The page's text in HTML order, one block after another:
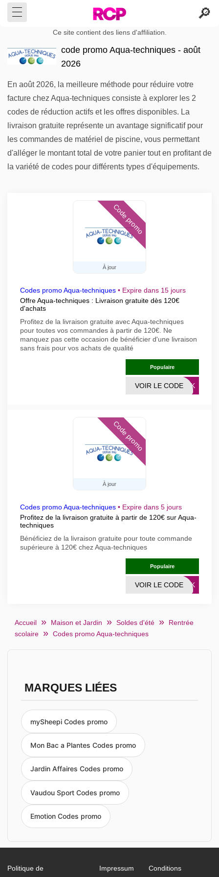
Ce site contient des liens d'affiliation.
code promo Aqua-techniques - août
2026
En août 2026, la meilleure méthode pour réduire votre
facture chez Aqua-techniques consiste à explorer les 2
codes de réduction actifs et les offres disponibles. La
livraison gratuite représente un avantage significatif pour
les commandes de matériel de piscine, vous permettant
d'alléger le montant total de votre panier tout en profitant de
la variété de codes pour différents types d'équipements.
À jour
Code promo
Codes promo Aqua-techniques • Expire dans 15 jours
Offre Aqua-techniques : Livraison gratuite dès 120€
d'achats
Profitez de la livraison gratuite avec Aqua-techniques
pour toutes vos commandes à partir de 120€. Ne
manquez pas cette occasion de bénéficier d'une livraison
sans frais pour vos achats de qualité
Populaire
LINK
VOIR LE CODE
À jour
Code promo
Codes promo Aqua-techniques • Expire dans 5 jours
Profitez de la livraison gratuite à partir de 120€ sur Aqua-
techniques
Bénéficiez de la livraison gratuite pour toute commande
supérieure à 120€ chez Aqua-techniques
Populaire
LINK
VOIR LE CODE
Accueil Maison et Jardin Soldes d'été
Rentrée
scolaire
Codes promo Aqua-techniques
MARQUES LIÉES
mySheepi Codes promo
Mon Bac a Plantes Codes promo
Jardin Affaires Codes promo
Vaudou Sport Codes promo
Emotion Codes promo
Politique de
Impressum
Conditions